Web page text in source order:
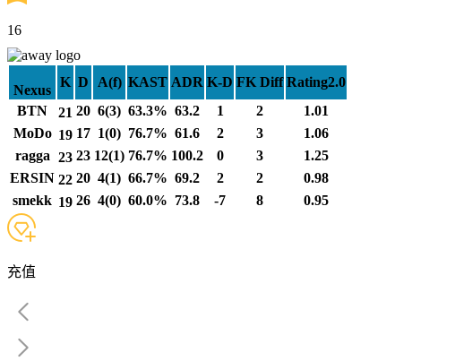
16
Nexus
K D A(f) KAST ADR K-D FK Diff Rating2.0
BTN
21 20 6(3) 63.3% 63.2 1 2
1.01
MoDo 19 17 1(0) 76.7% 61.6 2 3
1.06
ragga 23 23 12(1) 76.7% 100.2 0 3
1.25
ERSIN 22 20 4(1) 66.7% 69.2 2 2
0.98
smekk 19 26 4(0) 60.0% 73.8 -7 8 0.95
充值